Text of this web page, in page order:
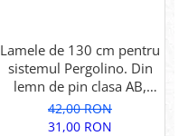
Lamele de 130 cm pentru
sistemul Pergolino. Din
lemn de pin clasa AB,
pentru inchidere
perfecta.
42,00 RON
31,00 RON